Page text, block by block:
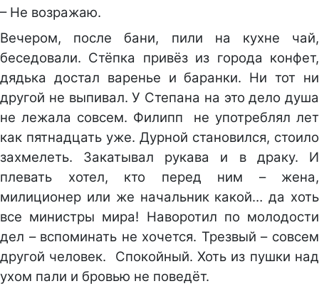
– Не возражаю.
Вечером, после бани, пили на кухне чай,
беседовали. Стёпка привёз из города конфет,
дядька достал варенье и баранки. Ни тот ни
другой не выпивал. У Степана на это дело душа
не лежала совсем. Филипп не употреблял лет
как пятнадцать уже. Дурной становился, стоило
захмелеть. Закатывал рукава и в драку. И
плевать хотел, кто перед ним – жена,
милиционер или же начальник какой… да хоть
все министры мира! Наворотил по молодости
дел – вспоминать не хочется. Трезвый – совсем
другой человек. Спокойный. Хоть из пушки над
ухом пали и бровью не поведёт.